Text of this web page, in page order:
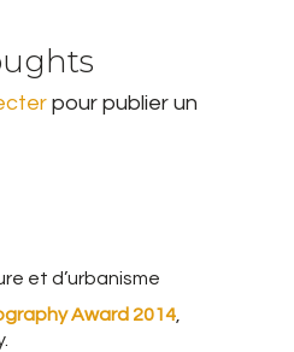
pour publier un
et d’urbanisme
Award 2014,